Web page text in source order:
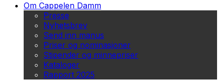
Om Cappelen Damm
Presse
Nyhetsbrev
Send inn manus
Priser og nominasjoner
Stipender og minnepriser
Kataloger
Rapport 2025